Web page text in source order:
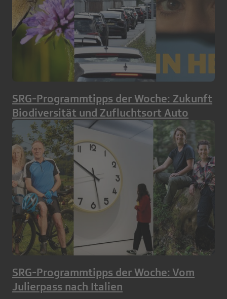
SRG-Programmtipps der Woche: Zukunft
Biodiversität und Zufluchtsort Auto
SRG-Programmtipps der Woche: Vom
Julierpass nach Italien